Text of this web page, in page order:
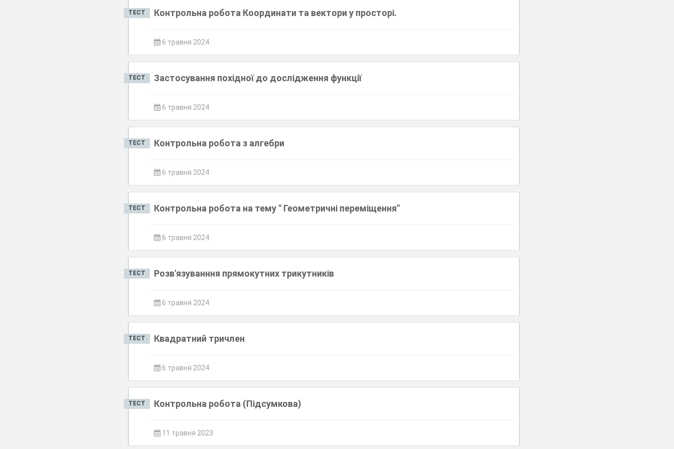
ТЕСТ Контрольна робота Координати та вектори у просторі.
6 травня 2024
ТЕСТ Застосування похідної до дослідження функції
6 травня 2024
ТЕСТ Контрольна робота з алгебри
6 травня 2024
ТЕСТ Контрольна робота на тему " Геометричні переміщення"
6 травня 2024
ТЕСТ Розв'язуванння прямокутних трикутників
6 травня 2024
ТЕСТ Квадратний тричлен
6 травня 2024
ТЕСТ Контрольна робота (Підсумкова)
11 травня 2023